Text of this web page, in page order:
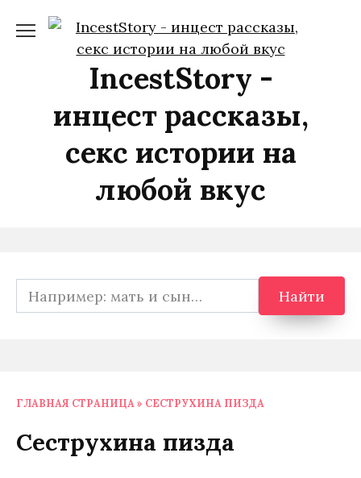
содержанию
IncestStory -
инцест рассказы,
секс истории на
любой вкус
Search
for:
Найти
ГЛАВНАЯ СТРАНИЦА » СЕСТРУХИНА ПИЗДА
Сеструхина пизда